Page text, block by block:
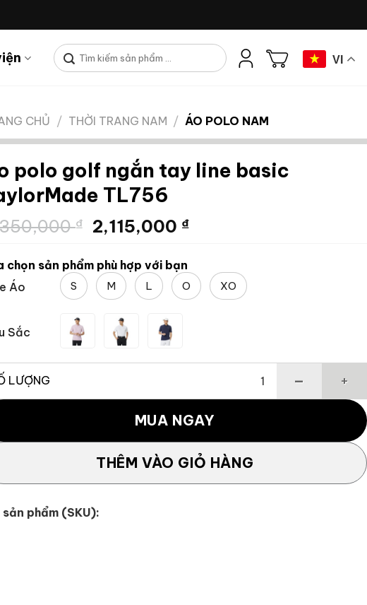
Tìm
kiếm:
VI
CHỦ / THỜI TRANG NAM / ÁO POLO NAM
polo golf ngắn tay line basic
TL756
₫
Giá
là:
2,350,000 ₫.
2,115,000 ₫Giá
là:
2,115,000 ₫.
chọn sản phẩm phù hợp với bạn
Áo
S M L O XO
Sắc
LƯỢNG
polo golf ngắn tay line basic TaylorMade TL756 số lượng
THÊM VÀO GIỎ HÀNG
MUA NGAY
sản phẩm (SKU):